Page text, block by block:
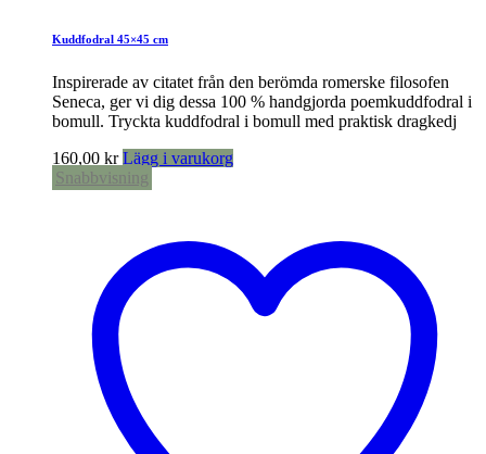
Kuddfodral 45×45 cm
Inspirerade av citatet från den berömda romerske filosofen
Seneca, ger vi dig dessa 100 % handgjorda poemkuddfodral i
bomull. Tryckta kuddfodral i bomull med praktisk dragkedj
160,00 kr Lägg i varukorg
Snabbvisning